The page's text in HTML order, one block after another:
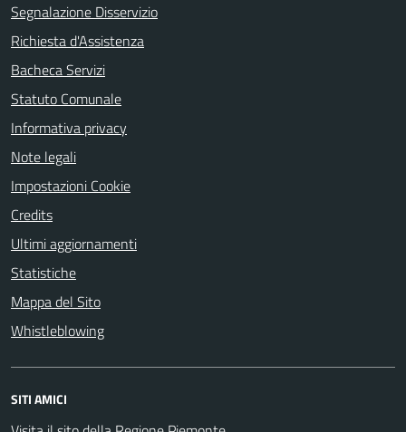
Segnalazione Disservizio
Richiesta d'Assistenza
Bacheca Servizi
Statuto Comunale
Informativa privacy
Note legali
Impostazioni Cookie
Credits
Ultimi aggiornamenti
Statistiche
Mappa del Sito
Whistleblowing
SITI AMICI